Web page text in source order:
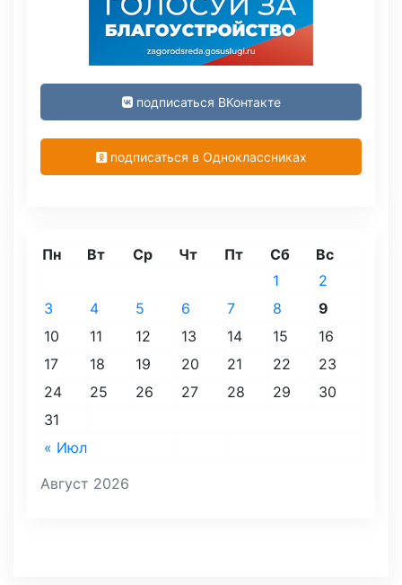
подписаться ВКонтакте
подписаться в Одноклассниках
Август 2026
Пн Вт Ср Чт Пт Сб Вс
« Июл
1
2
3
4 5 6 7 8
9
10
11 12 13 14 15
16
17
18 19 20 21 22
23
24
25 26 27 28 29
30
31